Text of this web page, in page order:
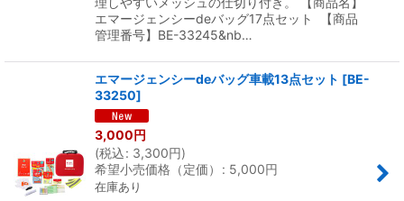
エマージェンシーdeバッグ17点セット 【商品
管理番号】BE-33245&nb…
エマージェンシーdeバッグ車載13点セット [BE-
33250]
3,000円
(税込: 3,300円)
希望小売価格（定価）
: 5,000円
在庫あり